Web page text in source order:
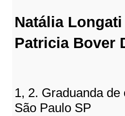
Natália
Patricia Bover
1, 2. Graduanda
São Paulo SP